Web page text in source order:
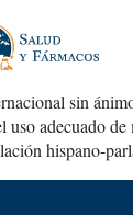
sin
uso adecuado de
hispano-